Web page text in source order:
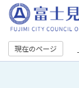
こ
ペ
ー 現在のページ